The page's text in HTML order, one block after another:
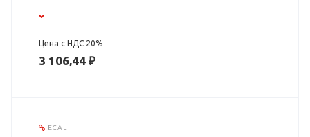
Цена с НДС 20%
3 106,44 ₽
ECAL